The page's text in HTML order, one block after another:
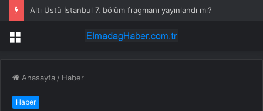
Altı Üstü İstanbul 7. bölüm fragmanı yayınlandı mı?
Menü
Anasayfa / Haber
Haber